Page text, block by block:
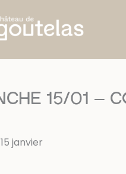
15/01 –
janvier